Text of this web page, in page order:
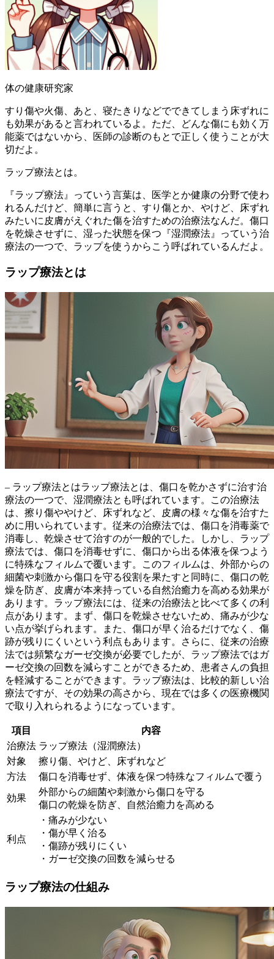
体の健康研究家
すり傷や火傷、あと、寝たきりなどでできてしまう床ずれに
も効果があると言われているよ。ただ、どんな傷にも効く万
能薬ではないから、医師の診断のもとで正しく使うことが大
切だよ。
ラップ療法とは。
『ラップ療法』っていう言葉は、医学とか健康の分野で使わ
れるんだけど、簡単に言うと、すり傷とか、やけど、床ずれ
みたいに皮膚がえぐれた傷を治すための治療法なんだ。傷口
を乾燥させずに、湿った状態を保つ『湿潤療法』っていう治
療法の一つで、ラップを使うからこう呼ばれているんだよ。
ラップ療法とは
– ラップ療法とはラップ療法とは、傷口を乾かさずに治す治
療法の一つで、湿潤療法とも呼ばれています。この治療法
は、擦り傷ややけど、床ずれなど、皮膚の様々な傷を治すた
めに用いられています。従来の治療法では、傷口を消毒薬で
消毒し、乾燥させて治すのが一般的でした。しかし、ラップ
療法では、傷口を消毒せずに、傷口から出る体液を保つよう
に特殊なフィルムで覆います。このフィルムは、外部からの
細菌や刺激から傷口を守る役割を果たすと同時に、傷口の乾
燥を防ぎ、皮膚が本来持っている自然治癒力を高める効果が
あります。ラップ療法には、従来の治療法と比べて多くの利
点があります。まず、 傷口を乾燥させないため、痛みが少な
い点が挙げられます。また、傷口が早く治るだけでなく、 傷
跡が残りにくいという利点もあります。さらに、従来の治療
法では頻繁なガーゼ交換が必要でしたが、ラップ療法ではガ
ーゼ交換の回数を減らすことができるため、患者さんの負担
を軽減することができます。ラップ療法は、比較的新しい治
療法ですが、その効果の高さから、現在では多くの医療機関
で取り入れられるようになっています。
項目
内容
治療法 ラップ療法（湿潤療法）
対象
擦り傷、やけど、床ずれなど
方法
傷口を消毒せず、体液を保つ特殊なフィルムで覆う
効果
外部からの細菌や刺激から傷口を守る
傷口の乾燥を防ぎ、自然治癒力を高める
利点
・痛みが少ない
・傷が早く治る
・傷跡が残りにくい
・ガーゼ交換の回数を減らせる
ラップ療法の仕組み